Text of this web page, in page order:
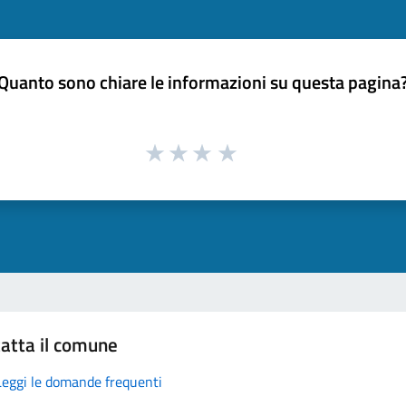
sono chiare le informazioni su questa
il comune
le domande frequenti